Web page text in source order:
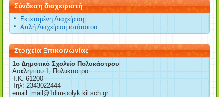
Σύνδεση διαχειριστή
Εκτεταμένη Διαχείριση
Απλή Διαχείριση ιστότοπου
Στοιχεία Επικοινωνίας
1o Δημοτικό Σχολείο Πολυκάστρου
Ασκληπιου 1, Πολύκαστρο
Τ.Κ. 61200
Τηλ: 2343022444
email: mail@1dim-polyk.kil.sch.gr